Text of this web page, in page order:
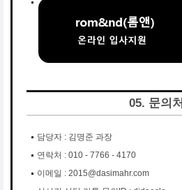
05. 문의처
담당자 : 김명준 과장
연락처 : 010 - 7766 - 4170
이메일 : 2015@dasimahr.com